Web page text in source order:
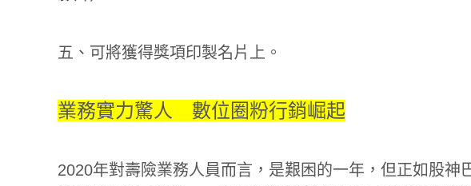
五、可將獲得獎項印製名片上。
業務實力驚人 數位圈粉行銷崛起
2020年對壽險業務人員而言，是艱困的一年，但正如股神